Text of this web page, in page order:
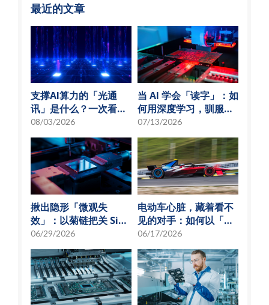
最近的文章
支撑AI算力的「光通
讯」是什么？一次看懂
硅光子与光通讯模组发
展趋势
08/03/2026
当 AI 学会「读字」：如
何用深度学习，驯服
SMT 产线的误报风暴
07/13/2026
揪出隐形「微观失
效」：以菊链把关 SiP
可靠度测试
06/29/2026
电动车心脏，藏着看不
见的对手：如何以「物
理模型化」破解损耗难
题？
06/17/2026